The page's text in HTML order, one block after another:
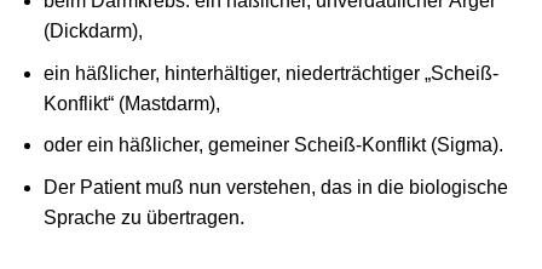
(Dickdarm),
ein häßlicher, hinterhältiger, niederträchtiger „Scheiß-
Konflikt“ (Mastdarm),
oder ein häßlicher, gemeiner Scheiß-Konflikt (Sigma).
Der Patient muß nun verstehen, das in die biologische
Sprache zu übertragen.